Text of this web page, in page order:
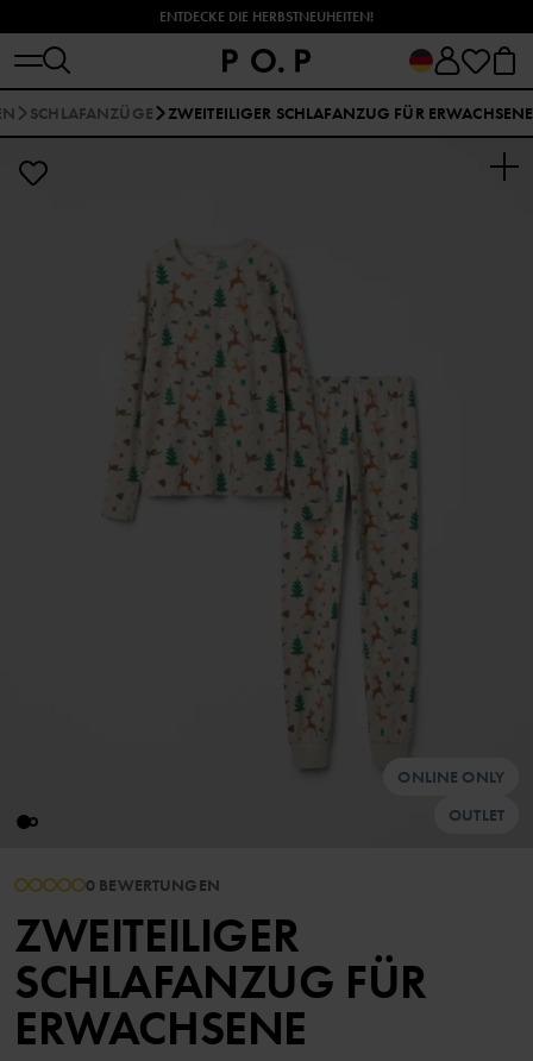
ENTDECKE DIE HERBSTNEUHEITEN!
SCHLAFANZÜGE ZWEITEILIGER SCHLAFANZUG FÜR ERWACHSENE
ONLINE ONLY
OUTLET
0 BEWERTUNGEN
ZWEITEILIGER
SCHLAFANZUG FÜR
ERWACHSENE